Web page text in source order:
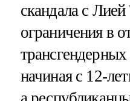
скандала с
ограничения в
начиная с 12-